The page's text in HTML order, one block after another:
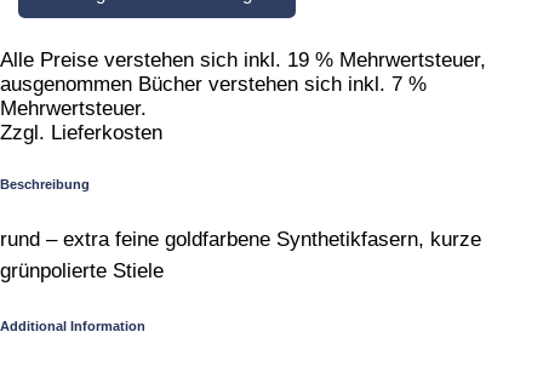
Alle Preise verstehen sich inkl. 19 % Mehrwertsteuer,
ausgenommen Bücher verstehen sich inkl. 7 %
Mehrwertsteuer.
Zzgl. Lieferkosten
Beschreibung
rund – extra feine goldfarbene Synthetikfasern, kurze
grünpolierte Stiele
Additional Information